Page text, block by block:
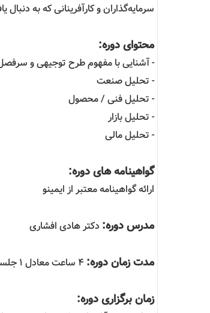
سرمایه‌گذاران و کارآفرینانی که به
محتوای دوره:
- آشنایی با مفهوم طرح توجیهی و
- تحلیل صنعت
- تحلیل فنی / محصول
- تحلیل بازار
- تحلیل مالی
گواهینامه های دوره:
ارائه گواهینامه معتبر از ایمینو
مدرس دوره: دکتر هادی افشاری
مدت زمان دوره:
زمان برگزاری دوره: